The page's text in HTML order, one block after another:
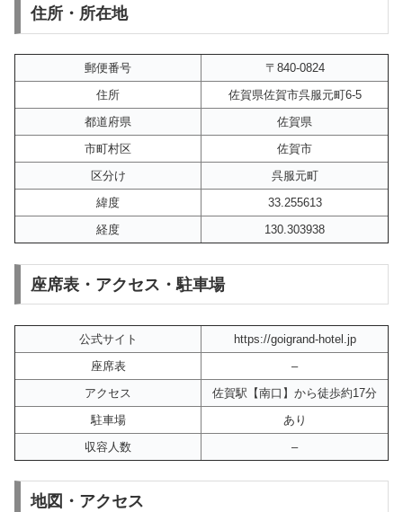
住所・所在地
郵便番号
〒840-0824
住所
佐賀県佐賀市呉服元町6-5
都道府県
佐賀県
市町村区
佐賀市
区分け
呉服元町
緯度
33.255613
経度
130.303938
座席表・アクセス・駐車場
公式サイト
https://goigrand-hotel.jp
座席表
–
アクセス
佐賀駅【南口】から徒歩約17分
駐車場
あり
収容人数
–
地図・アクセス